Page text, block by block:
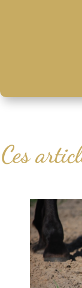
Ces